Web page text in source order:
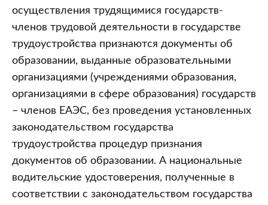
осуществления трудящимися государств-
членов трудовой деятельности в государстве
трудоустройства признаются документы об
образовании, выданные образовательными
организациями (учреждениями образования,
организациями в сфере образования) государств
– членов ЕАЭС, без проведения установленных
законодательством государства
трудоустройства процедур признания
документов об образовании. А национальные
водительские удостоверения, полученные в
соответствии с законодательством государства